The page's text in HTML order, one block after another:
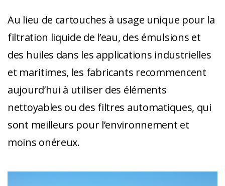
Au lieu de cartouches à usage unique pour la
filtration liquide de l’eau, des émulsions et
des huiles dans les applications industrielles
et maritimes, les fabricants recommencent
aujourd’hui à utiliser des éléments
nettoyables ou des filtres automatiques, qui
sont meilleurs pour l’environnement et
moins onéreux.